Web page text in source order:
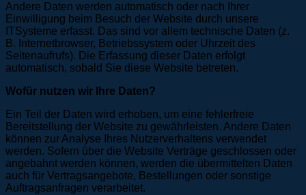
Andere Daten werden automatisch oder nach Ihrer
Einwilligung beim Besuch der Website durch unsere
ITSysteme erfasst. Das sind vor allem technische Daten (z.
B. Internetbrowser, Betriebssystem oder Uhrzeit des
Seitenaufrufs). Die Erfassung dieser Daten erfolgt
automatisch, sobald Sie diese Website betreten.
Wofür nutzen wir Ihre Daten?
Ein Teil der Daten wird erhoben, um eine fehlerfreie
Bereitstellung der Website zu gewährleisten. Andere Daten
können zur Analyse Ihres Nutzerverhaltens verwendet
werden. Sofern über die Website Verträge geschlossen oder
angebahnt werden können, werden die übermittelten Daten
auch für Vertragsangebote, Bestellungen oder sonstige
Auftragsanfragen verarbeitet.